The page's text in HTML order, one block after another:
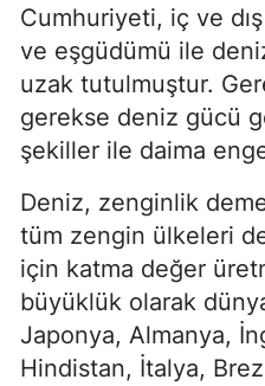
Cumhuriyeti, iç ve
ve eşgüdümü ile
uzak tutulmuştur.
gerekse deniz gücü
şekiller ile daima
Deniz, zenginlik
tüm zengin ülkeleri
için katma değer
büyüklük olarak
Japonya, Almanya,
Hindistan, İtalya,